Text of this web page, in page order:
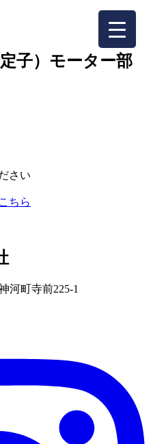
子）モーター部
さい
ちら
河町寺前225-1